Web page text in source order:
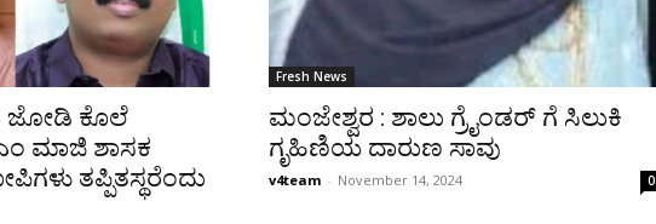
ಜೋಡಿ ಕೊಲೆ
ಮಾಜಿ ಶಾಸಕ
ತಪ್ಪಿತಸ್ಥರೆಂದು
Fresh News
ಮಂಜೇಶ್ವರ : ಶಾಲು ಗ್ರೈಂಡರ್ ಗೆ ಸಿಲುಕಿ
ಗೃಹಿಣಿಯ ದಾರುಣ ಸಾವು
v4team - November 14, 2024 0